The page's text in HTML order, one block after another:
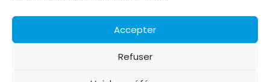
Accepter
Refuser